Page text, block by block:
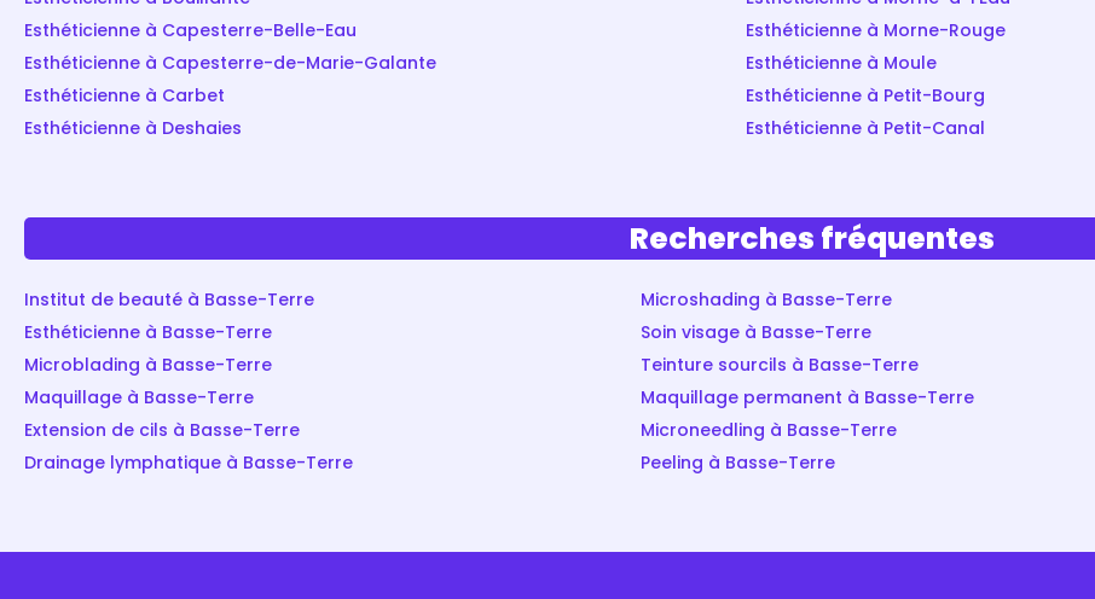
Esthéticienne à Capesterre-Belle-Eau
Esthéticienne à Capesterre-de-Marie-Galante
Esthéticienne à Carbet
Esthéticienne à Deshaies
Esthéticienne à Morne-Rouge
Esthéticienne à Moule
Esthéticienne à Petit-Bourg
Esthéticienne à Petit-Canal
Recherches fréquentes
Institut de beauté à Basse-Terre
Esthéticienne à Basse-Terre
Microblading à Basse-Terre
Maquillage à Basse-Terre
Extension de cils à Basse-Terre
Drainage lymphatique à Basse-Terre
Microshading à Basse-Terre
Soin visage à Basse-Terre
Teinture sourcils à Basse-Terre
Maquillage permanent à Basse-Terre
Microneedling à Basse-Terre
Peeling à Basse-Terre